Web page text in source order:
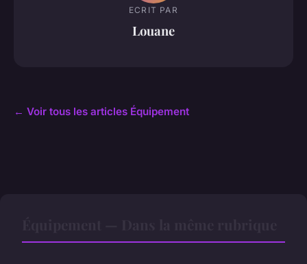
ECRIT PAR
Louane
← Voir tous les articles Équipement